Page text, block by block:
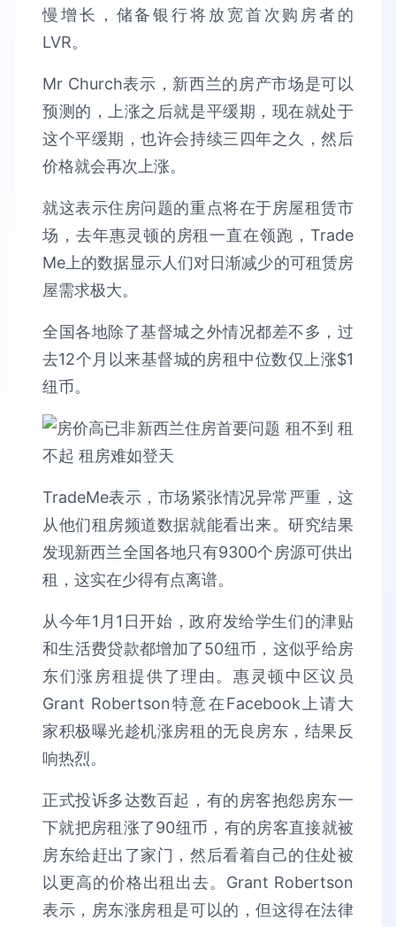
慢增长，储备银行将放宽首次购房者的
LVR。
Mr Church表示，新西兰的房产市场是可以
预测的，上涨之后就是平缓期，现在就处于
这个平缓期，也许会持续三四年之久，然后
价格就会再次上涨。
就这表示住房问题的重点将在于房屋租赁市
场，去年惠灵顿的房租一直在领跑，Trade
Me上的数据显示人们对日渐减少的可租赁房
屋需求极大。
全国各地除了基督城之外情况都差不多，过
去12个月以来基督城的房租中位数仅上涨$1
纽币。
TradeMe表示，市场紧张情况异常严重，这
从他们租房频道数据就能看出来。研究结果
发现新西兰全国各地只有9300个房源可供出
租，这实在少得有点离谱。
从今年1月1日开始，政府发给学生们的津贴
和生活费贷款都增加了50纽币，这似乎给房
东们涨房租提供了理由。惠灵顿中区议员
Grant Robertson特意在Facebook上请大
家积极曝光趁机涨房租的无良房东，结果反
响热烈。
正式投诉多达数百起，有的房客抱怨房东一
下就把房租涨了90纽币，有的房客直接就被
房东给赶出了家门，然后看着自己的住处被
以更高的价格出租出去。Grant Robertson
表示，房东涨房租是可以的，但这得在法律